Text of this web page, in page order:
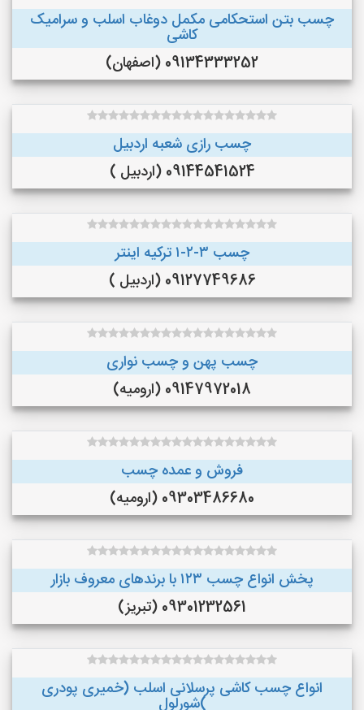
چسب بتن استحکامی مکمل دوغاب اسلب و سرامیک
کاشی
09134333252 (اصفهان)
چسب رازی شعبه اردبیل
09144541524 (اردبیل )
چسب ۳-۲-۱ ترکیه اینتر
09127749686 (اردبیل )
چسب پهن و چسب نواری
09147972018 (ارومیه)
فروش و عمده چسب
09303486680 (ارومیه)
پخش انواع چسب ۱۲۳ با برندهای معروف بازار
09301232561 (تبریز)
انواع چسب کاشی پرسلانی اسلب (خمیری پودری
)شورلول